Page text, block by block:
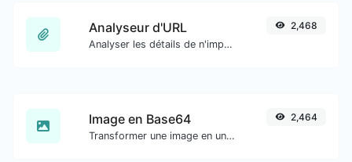
Analyseur d'URL
Analyser les détails de n'importe quelle URL.
2,468
Image en Base64
Transformer une image en une chaîne Base64.
2,464